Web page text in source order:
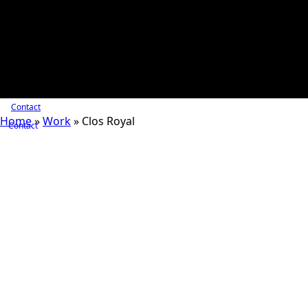
Contact
Contact
Home»Work» Clos Royal